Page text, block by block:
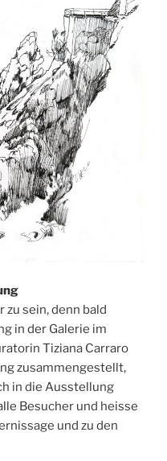
sein, denn bald
in der Galerie im
Tiziana Carraro
zusammengestellt,
in die Ausstellung
Besucher und heisse
und zu den